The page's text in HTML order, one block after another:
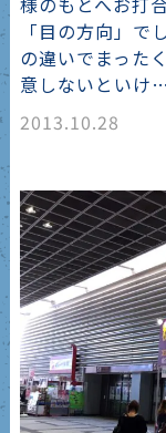
「目の方向」
の違いでまった
意しないといけ…
2013.10.28